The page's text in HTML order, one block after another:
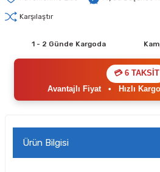
Karşılaştır
1 - 2 Günde Kargoda
💳 6 TAKSİT
Avantajlı Fiyat• Hızlı Kargo
Ürün Bilgisi